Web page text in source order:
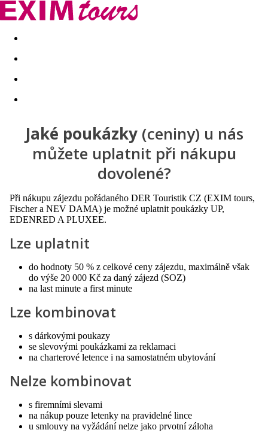
Akční nabídky Last minute
Jaké poukázky (ceniny) u nás
můžete uplatnit při nákupu
dovolené?
Při nákupu zájezdu pořádaného DER Touristik CZ (EXIM tours,
Fischer a NEV DAMA) je možné uplatnit poukázky UP,
EDENRED A PLUXEE.
Lze uplatnit
do hodnoty 50 % z celkové ceny zájezdu, maximálně však
do výše 20 000 Kč za daný zájezd (SOZ)
na last minute a first minute
Lze kombinovat
s dárkovými poukazy
se slevovými poukázkami za reklamaci
na charterové letence i na samostatném ubytování
Nelze kombinovat
s firemními slevami
na nákup pouze letenky na pravidelné lince
u smlouvy na vyžádání nelze jako prvotní záloha